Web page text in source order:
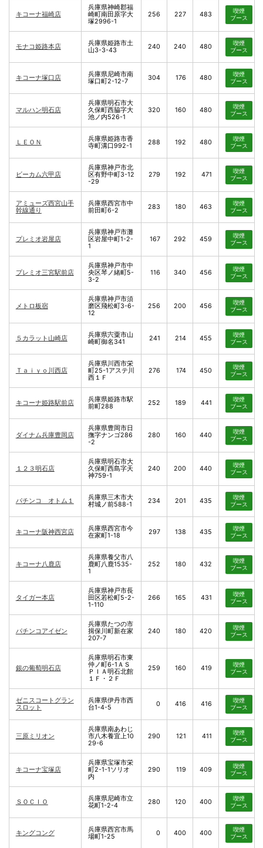
キコーナ福崎店
兵庫県神崎郡福
崎町南田原字大
塚2996-1
256 227 483
喫煙
ブース
モナコ姫路本店
兵庫県姫路市土
山3-3-43
240 240 480
喫煙
ブース
キコーナ塚口店
兵庫県尼崎市南
塚口町2-12-7
304 176 480
喫煙
ブース
マルハン明石店
兵庫県明石市大
久保町西脇字大
池ノ内526-1
320 160 480
喫煙
ブース
ＬＥＯＮ
兵庫県姫路市香
寺町溝口992-1
288 192 480
喫煙
ブース
ビーカム六甲店
兵庫県神戸市北
区有野中町3-12
-29
279 192 471
喫煙
ブース
アミューズ西宮山手
幹線通り
兵庫県西宮市中
前田町6-2
283 180 463
喫煙
ブース
プレミオ岩屋店
兵庫県神戸市灘
区岩屋中町1-2-
1
167 292 459
喫煙
ブース
プレミオ三宮駅前店
兵庫県神戸市中
央区琴ノ緒町5-
3-2
116 340 456
喫煙
ブース
メトロ板宿
兵庫県神戸市須
磨区飛松町3-6-
12
256 200 456
喫煙
ブース
５カラット山崎店
兵庫県宍粟市山
崎町御名341
241 214 455
喫煙
ブース
Ｔａｉｙｏ川西店
兵庫県川西市栄
町25-1アステ川
西１Ｆ
276 174 450
喫煙
ブース
キコーナ姫路駅前店
兵庫県姫路市駅
前町288
252 189 441
喫煙
ブース
ダイナム兵庫豊岡店
兵庫県豊岡市日
撫字ナンゴ286
-2
280 160 440
喫煙
ブース
１２３明石店
兵庫県明石市大
久保町西島字天
神759-1
240 200 440
喫煙
ブース
パチンコ オトム１
兵庫県三木市大
村城ノ前588-1
234 201 435
喫煙
ブース
キコーナ阪神西宮店
兵庫県西宮市今
在家町1-18
297 138 435
喫煙
ブース
キコーナ八鹿店
兵庫県養父市八
鹿町八鹿1535-
1
252 180 432
喫煙
ブース
タイガー本店
兵庫県神戸市長
田区若松町5-2-
1-110
266 165 431
喫煙
ブース
パチンコアイゼン
兵庫県たつの市
揖保川町新在家
207-7
240 180 420
喫煙
ブース
銀の葡萄明石店
兵庫県明石市東
仲ノ町6-1ＡＳ
ＰＩＡ明石北館
１Ｆ・２Ｆ
259 160 419
喫煙
ブース
ゼニスコートグラン
スロット
兵庫県伊丹市西
台1-4-5
0 416 416
喫煙
ブース
三原ミリオン
兵庫県南あわじ
市八木養宜上10
29-6
290 121 411
喫煙
ブース
キコーナ宝塚店
兵庫県宝塚市栄
町2-1-1ソリオ
内
290 119 409
喫煙
ブース
ＳＯＣＩＯ
兵庫県尼崎市立
花町1-2-4
280 120 400
喫煙
ブース
キングコング
兵庫県西宮市馬
場町1-25
0 400 400
喫煙
ブース